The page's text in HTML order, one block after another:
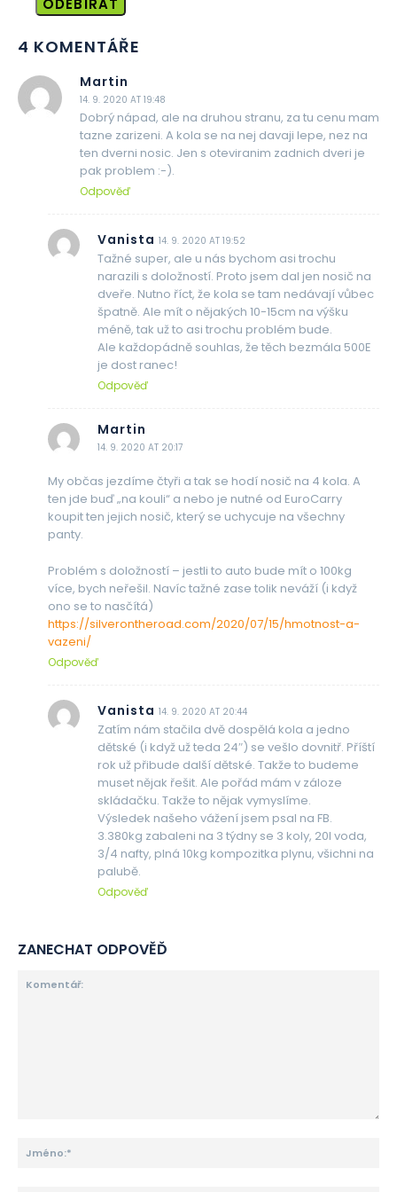
ODEBÍRAT
4 KOMENTÁŘE
Martin
14. 9. 2020 AT 19:48
Dobrý nápad, ale na druhou stranu, za tu cenu mam
tazne zarizeni. A kola se na nej davaji lepe, nez na
ten dverni nosic. Jen s oteviranim zadnich dveri je
pak problem :-).
Odpověď
Vanista 14. 9. 2020 AT 19:52
Tažné super, ale u nás bychom asi trochu
narazili s doložností. Proto jsem dal jen nosič na
dveře. Nutno říct, že kola se tam nedávají vůbec
špatně. Ale mít o nějakých 10-15cm na výšku
méně, tak už to asi trochu problém bude.
Ale každopádně souhlas, že těch bezmála 500E
je dost ranec!
Odpověď
Martin
14. 9. 2020 AT 20:17
My občas jezdíme čtyři a tak se hodí nosič na 4 kola. A
ten jde buď „na kouli“ a nebo je nutné od EuroCarry
koupit ten jejich nosič, který se uchycuje na všechny
panty.
Problém s doložností – jestli to auto bude mít o 100kg
více, bych neřešil. Navíc tažné zase tolik neváží (i když
ono se to nasčítá)
https://silverontheroad.com/2020/07/15/hmotnost-a-
vazeni/
Odpověď
Vanista 14. 9. 2020 AT 20:44
Zatím nám stačila dvě dospělá kola a jedno
dětské (i když už teda 24″) se vešlo dovnitř. Příští
rok už přibude další dětské. Takže to budeme
muset nějak řešit. Ale pořád mám v záloze
skládačku. Takže to nějak vymyslíme.
Výsledek našeho vážení jsem psal na FB.
3.380kg zabaleni na 3 týdny se 3 koly, 20l voda,
3/4 nafty, plná 10kg kompozitka plynu, všichni na
palubě.
Odpověď
ZANECHAT ODPOVĚĎ